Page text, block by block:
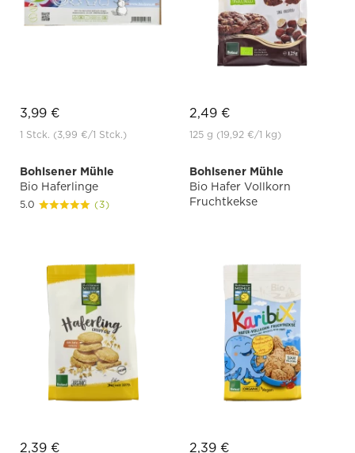
3,99 €
1 Stck. (3,99 €/1 Stck.)
2,49 €
125 g (19,92 €/1 kg)
Bohlsener Mühle
Bio Haferlinge
5.0 (3)
2,39 €
Bohlsener Mühle
Bio Hafer Vollkorn
Fruchtkekse
2,39 €